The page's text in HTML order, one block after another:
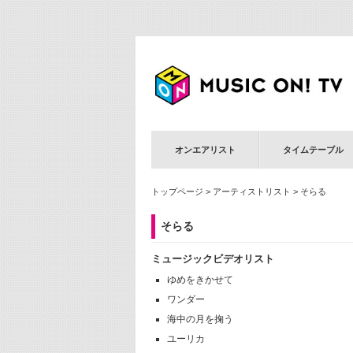
オンエアリスト タイムテーブル
トップページ > アーティストリスト > そらる
そらる
ミュージックビデオリスト
ゆめをきかせて
ワンダー
海中の月を掬う
ユーリカ